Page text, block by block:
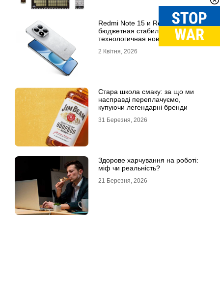
Redmi Note 15 и Redmi 15:
бюджетная стабильность или
технологичная новинка?
2 Квітня, 2026
Стара школа смаку: за що ми
насправді переплачуємо,
купуючи легендарні бренди
31 Березня, 2026
Здорове харчування на роботі:
міф чи реальність?
21 Березня, 2026